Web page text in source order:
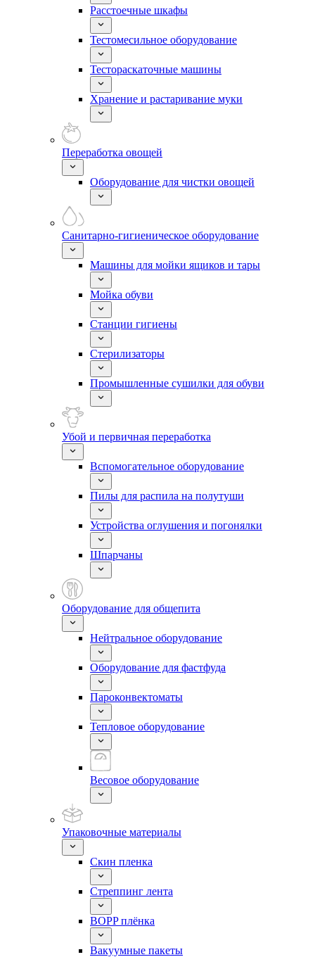
Расстоечные шкафы
Тестомесильное оборудование
Тестораскаточные машины
Хранение и растаривание муки
Переработка овощей
Оборудование для чистки овощей
Санитарно-гигиеническое оборудование
Машины для мойки ящиков и тары
Мойка обуви
Станции гигиены
Стерилизаторы
Промышленные сушилки для обуви
Убой и первичная переработка
Вспомогательное оборудование
Пилы для распила на полутуши
Устройства оглушения и погонялки
Шпарчаны
Оборудование для общепита
Нейтральное оборудование
Оборудование для фастфуда
Пароконвектоматы
Тепловое оборудование
Весовое оборудование
Упаковочные материалы
Скин пленка
Стреппинг лента
BOPP плёнка
Вакуумные пакеты